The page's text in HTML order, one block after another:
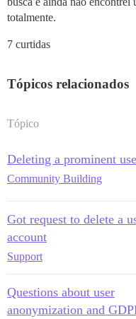
totalmente.
7 curtidas
Tópicos relacionados
Tópico
Deleting a prominent
Community Building
Got request to delete a
account
Support
Questions about user
anonymization and